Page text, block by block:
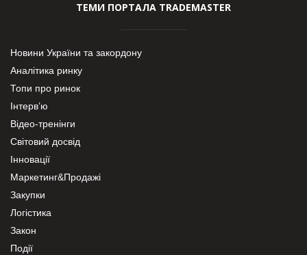
ТЕМИ ПОРТАЛА TRADEMASTER
Новини України та закордону
Аналітика ринку
Топи про ринок
Інтерв’ю
Відео-тренінги
Світовий досвід
Інновації
Маркетинг&Продажі
Закупки
Логістика
Закон
Події